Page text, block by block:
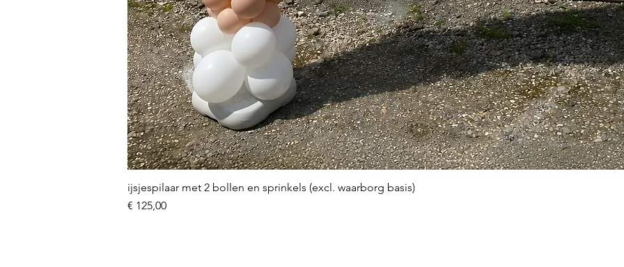
ijsjespilaar met 2 bollen en sprinkels (excl. waarborg basis)
Prijs
€ 125,00